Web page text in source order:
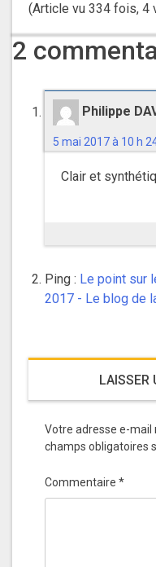
(Article vu 334 fois, 4
2
Philippe
5 mai 2017 à 10 h
Clair et
Ping : Le point sur
2017 - Le blog de
LAISSER
Votre adresse e-mail
champs obligatoires
Commentaire *